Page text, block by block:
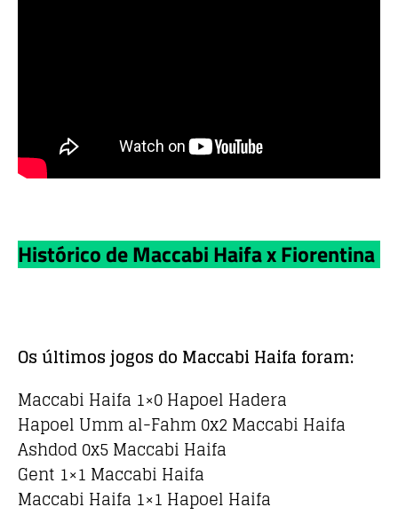
Histórico de Maccabi Haifa x Fiorentina
Os últimos jogos do Maccabi Haifa foram:
Maccabi Haifa 1×0 Hapoel Hadera
Hapoel Umm al-Fahm 0x2 Maccabi Haifa
Ashdod 0x5 Maccabi Haifa
Gent 1×1 Maccabi Haifa
Maccabi Haifa 1×1 Hapoel Haifa